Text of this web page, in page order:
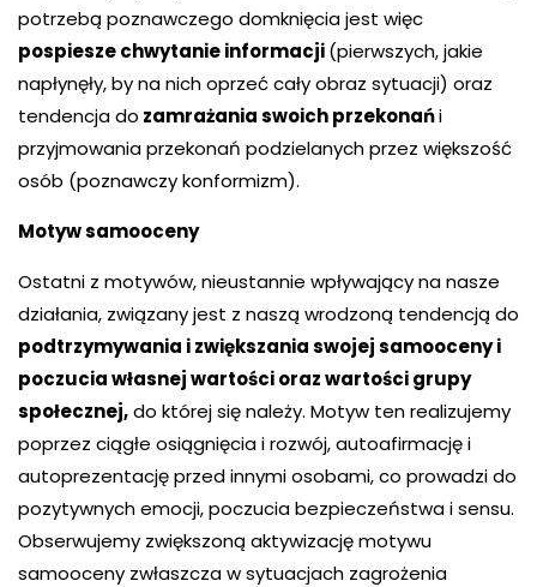
potrzebą poznawczego domknięcia jest więc
pospiesze chwytanie informacji(pierwszych, jakie
napłynęły, by na nich oprzeć cały obraz sytuacji) oraz
tendencja do zamrażania swoich przekonańi
przyjmowania przekonań podzielanych przez większość
osób (poznawczy konformizm).
Motyw samooceny
Ostatni z motywów, nieustannie wpływający na nasze
działania, związany jest z naszą wrodzoną tendencją do
podtrzymywania i zwiększania swojej samooceny i
poczucia własnej wartości oraz wartości grupy
społecznej,do której się należy. Motyw ten realizujemy
poprzez ciągłe osiągnięcia i rozwój, autoafirmację i
autoprezentację przed innymi osobami, co prowadzi do
pozytywnych emocji, poczucia bezpieczeństwa i sensu.
Obserwujemy zwiększoną aktywizację motywu
samooceny zwłaszcza w sytuacjach zagrożenia